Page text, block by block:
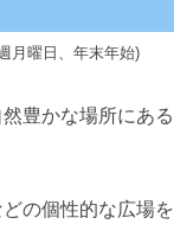
月曜日、年末年始)
豊かな場所にある
の個性的な広場を